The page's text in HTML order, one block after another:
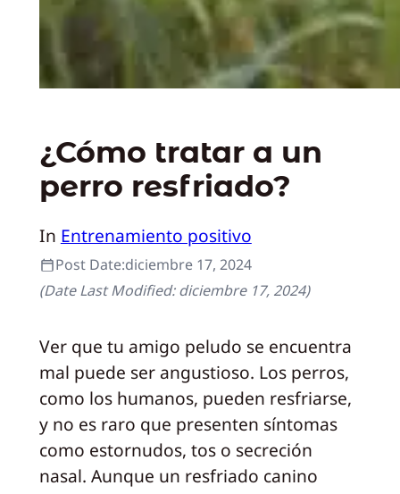
¿Cómo tratar a un
perro resfriado?
In Entrenamiento positivo
Post Date:diciembre 17, 2024
(Date Last Modified:diciembre 17, 2024)
Ver que tu amigo peludo se encuentra
mal puede ser angustioso. Los perros,
como los humanos, pueden resfriarse,
y no es raro que presenten síntomas
como estornudos, tos o secreción
nasal. Aunque un resfriado canino